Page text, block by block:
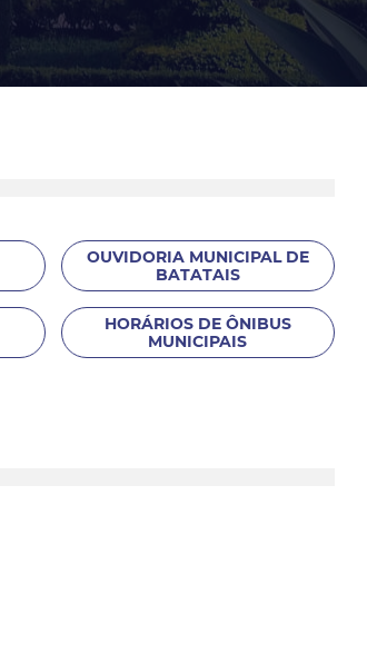
OUVIDORIA MUNICIPAL DE
BATATAIS
HORÁRIOS DE ÔNIBUS
MUNICIPAIS